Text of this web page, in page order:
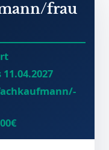
frau
11.04.2027